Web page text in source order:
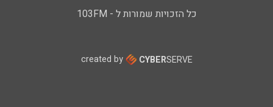
כל הזכויות שמורות ל - 103FM
created by CYBERSERVE